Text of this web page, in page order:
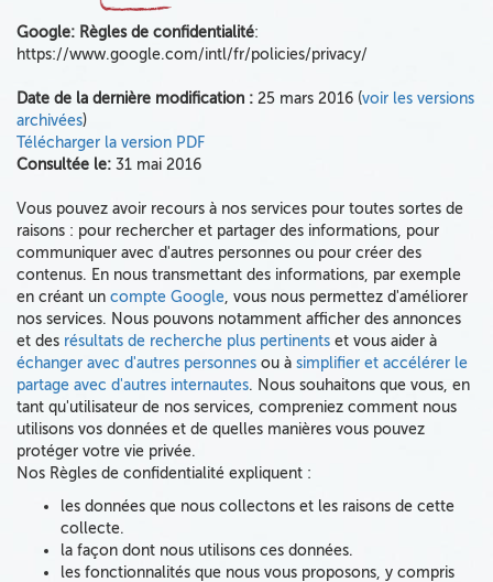
Google: Règles de confidentialité:
https://www.google.com/intl/fr/policies/privacy/
Date de la dernière modification : 25 mars 2016 (voir les versions
archivées)
Télécharger la version PDF
Consultée le: 31 mai 2016
Vous pouvez avoir recours à nos services pour toutes sortes de
raisons : pour rechercher et partager des informations, pour
communiquer avec d'autres personnes ou pour créer des
contenus. En nous transmettant des informations, par exemple
en créant un compte Google, vous nous permettez d'améliorer
nos services. Nous pouvons notamment afficher des annonces
et des résultats de recherche plus pertinents et vous aider à
échanger avec d'autres personnes ou à simplifier et accélérer le
partage avec d'autres internautes. Nous souhaitons que vous, en
tant qu'utilisateur de nos services, compreniez comment nous
utilisons vos données et de quelles manières vous pouvez
protéger votre vie privée.
Nos Règles de confidentialité expliquent :
les données que nous collectons et les raisons de cette
collecte.
la façon dont nous utilisons ces données.
les fonctionnalités que nous vous proposons, y compris